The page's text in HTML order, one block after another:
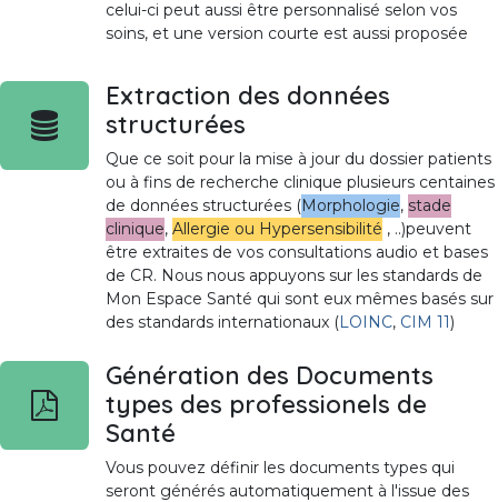
celui-ci peut aussi être personnalisé selon vos
soins, et une version courte est aussi proposée
Extraction des données
structurées
Que ce soit pour la mise à jour du dossier patients
ou à fins de recherche clinique plusieurs centaines
de données structurées (Morphologie, stade
clinique, Allergie ou Hypersensibilité , ..)peuvent
être extraites de vos consultations audio et bases
de CR. Nous nous appuyons sur les standards de
Mon Espace Santé qui sont eux mêmes basés sur
des standards internationaux (LOINC, CIM 11)
Génération des Documents
types des professionels de
Santé
Vous pouvez définir les documents types qui
seront générés automatiquement à l'issue des